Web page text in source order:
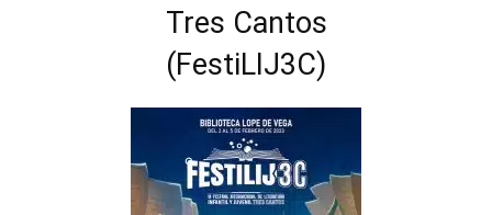
Tres Cantos
(FestiLIJ3C)